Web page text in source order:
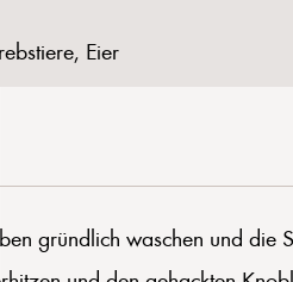
Eier
gründlich waschen und die